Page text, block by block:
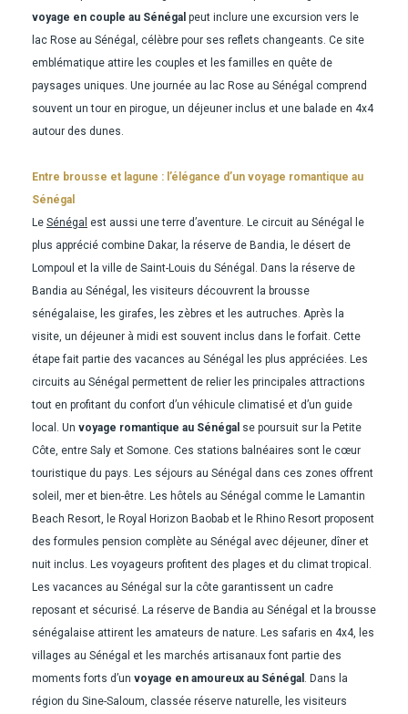
voyage en couple au Sénégal peut inclure une excursion vers le
lac Rose au Sénégal, célèbre pour ses reflets changeants. Ce site
emblématique attire les couples et les familles en quête de
paysages uniques. Une journée au lac Rose au Sénégal comprend
souvent un tour en pirogue, un déjeuner inclus et une balade en 4x4
autour des dunes.
Entre brousse et lagune : l’élégance d’un voyage romantique au
Sénégal
Le Sénégal est aussi une terre d’aventure. Le circuit au Sénégal le
plus apprécié combine Dakar, la réserve de Bandia, le désert de
Lompoul et la ville de Saint-Louis du Sénégal. Dans la réserve de
Bandia au Sénégal, les visiteurs découvrent la brousse
sénégalaise, les girafes, les zèbres et les autruches. Après la
visite, un déjeuner à midi est souvent inclus dans le forfait. Cette
étape fait partie des vacances au Sénégal les plus appréciées. Les
circuits au Sénégal permettent de relier les principales attractions
tout en profitant du confort d’un véhicule climatisé et d’un guide
local. Un voyage romantique au Sénégal se poursuit sur la Petite
Côte, entre Saly et Somone. Ces stations balnéaires sont le cœur
touristique du pays. Les séjours au Sénégal dans ces zones offrent
soleil, mer et bien-être. Les hôtels au Sénégal comme le Lamantin
Beach Resort, le Royal Horizon Baobab et le Rhino Resort proposent
des formules pension complète au Sénégal avec déjeuner, dîner et
nuit inclus. Les voyageurs profitent des plages et du climat tropical.
Les vacances au Sénégal sur la côte garantissent un cadre
reposant et sécurisé. La réserve de Bandia au Sénégal et la brousse
sénégalaise attirent les amateurs de nature. Les safaris en 4x4, les
villages au Sénégal et les marchés artisanaux font partie des
moments forts d’un voyage en amoureux au Sénégal . Dans la
région du Sine-Saloum, classée réserve naturelle, les visiteurs